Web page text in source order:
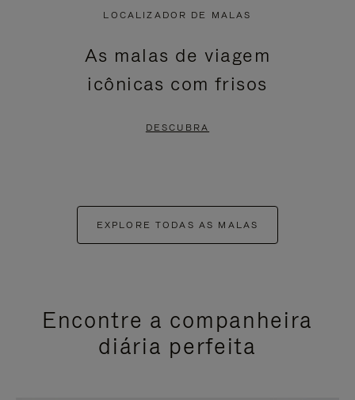
LOCALIZADOR DE MALAS
As malas de viagem
icônicas com frisos
DESCUBRA
EXPLORE TODAS AS MALAS
Encontre a companheira
diária perfeita